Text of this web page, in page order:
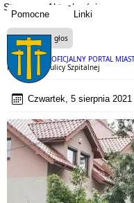
Pomocne Linki
OFICJALNY PORTAL
Strona Aktualności
Czytaj na głos
Przebudowa ulicy Szpitalnej
Czwartek, 5 sierpnia 2021